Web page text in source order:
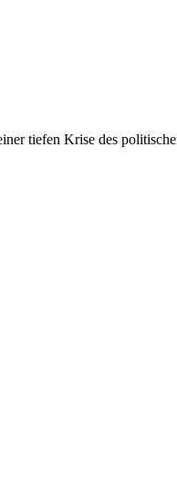
tiefen Krise des